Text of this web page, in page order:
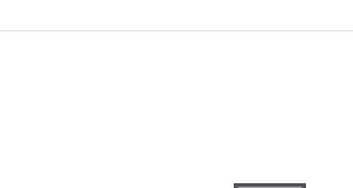
A BAGGY szennyestartó vizes